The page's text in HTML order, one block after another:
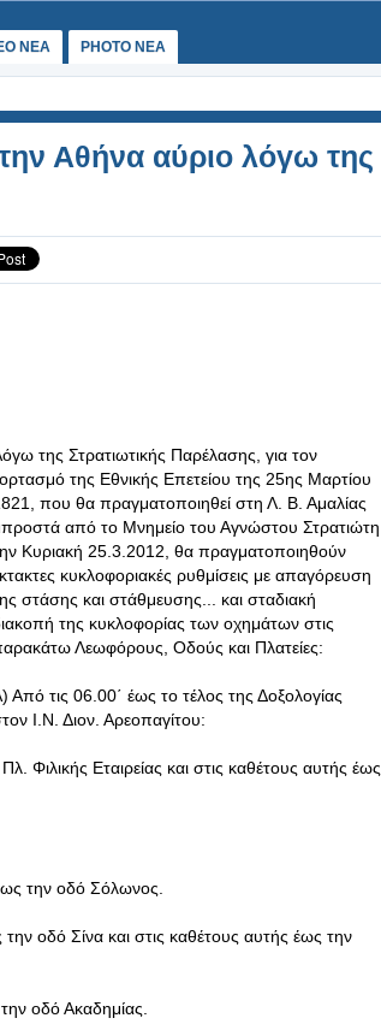
NEA PHOTO NEA
Αθήνα αύριο λόγω της
της Στρατιωτικής Παρέλασης, για τον
της Εθνικής Επετείου της 25ης Μαρτίου
που θα πραγματοποιηθεί στη Λ. Β. Αμαλίας
από το Μνημείο του Αγνώστου Στρατιώτη
Κυριακή 25.3.2012, θα πραγματοποιηθούν
κυκλοφοριακές ρυθμίσεις με απαγόρευση
στάσης και στάθμευσης... και σταδιακή
της κυκλοφορίας των οχημάτων στις
Λεωφόρους, Οδούς και Πλατείες:
Από τις 06.00΄ έως το τέλος της Δοξολογίας
Ι.Ν. Διον. Αρεοπαγίτου:
Εταιρείας και στις καθέτους αυτής έως
την οδό Σόλωνος.
οδό Σίνα και στις καθέτους αυτής έως την
οδό Ακαδημίας.